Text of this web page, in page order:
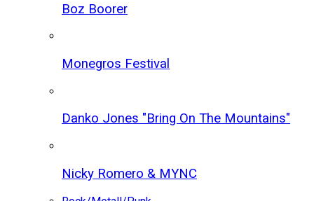
Boz Boorer
Monegros Festival
Danko Jones "Bring On The Mountains"
Nicky Romero & MYNC